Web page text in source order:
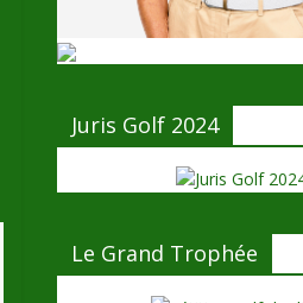
Juris Golf 2024
Le Grand Trophée